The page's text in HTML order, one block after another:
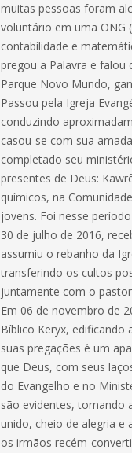
muitas pessoas foram
voluntário em uma ONG
contabilidade e
pregou a Palavra e
Parque Novo Mundo,
Passou pela Igreja
conduzindo
casou-se com sua
completado seu
presentes de Deus:
químicos, na
jovens. Foi nesse
30 de julho de 2016,
assumiu o rebanho da
transferindo os cultos
juntamente com o
Em 06 de novembro de
Bíblico Keryx, edificando
suas pregações é um
que Deus, com seus
do Evangelho e no
são evidentes, tornando
unido, cheio de alegria e
os irmãos recém-